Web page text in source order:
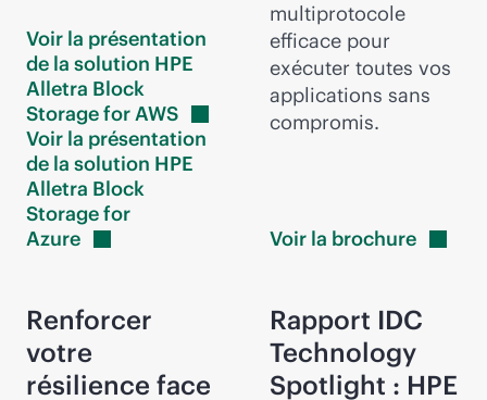
Voir la présentation
de la solution HPE
Alletra Block
Storage forAWS
Voir la présentation
de la solution HPE
Alletra Block
Storage for
Azure
multiprotocole
efficace pour
exécuter toutes vos
applications sans
compromis.
Voir la brochure
Renforcer
votre
résilience face
Rapport IDC
Technology
Spotlight : HPE